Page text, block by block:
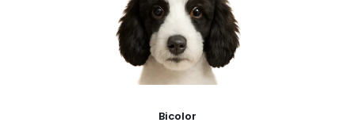
Bicolor